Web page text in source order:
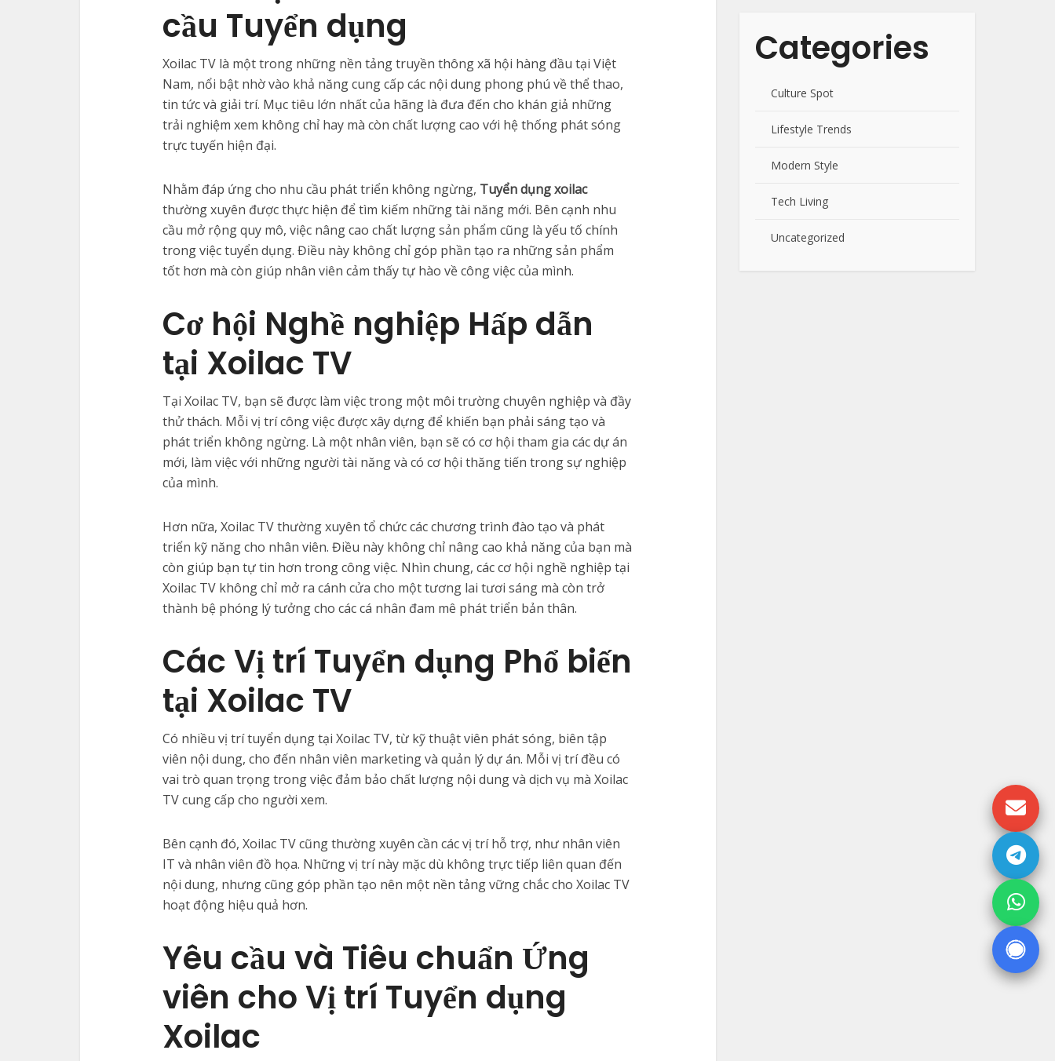
cầu Tuyển dụng
Xoilac TV là một trong những nền tảng truyền thông xã hội hàng đầu tại Việt
Nam, nổi bật nhờ vào khả năng cung cấp các nội dung phong phú về thể thao,
tin tức và giải trí. Mục tiêu lớn nhất của hãng là đưa đến cho khán giả những
trải nghiệm xem không chỉ hay mà còn chất lượng cao với hệ thống phát sóng
trực tuyến hiện đại.
Nhằm đáp ứng cho nhu cầu phát triển không ngừng, Tuyển dụng xoilac
thường xuyên được thực hiện để tìm kiếm những tài năng mới. Bên cạnh nhu
cầu mở rộng quy mô, việc nâng cao chất lượng sản phẩm cũng là yếu tố chính
trong việc tuyển dụng. Điều này không chỉ góp phần tạo ra những sản phẩm
tốt hơn mà còn giúp nhân viên cảm thấy tự hào về công việc của mình.
Cơ hội Nghề nghiệp Hấp dẫn
tại Xoilac TV
Tại Xoilac TV, bạn sẽ được làm việc trong một môi trường chuyên nghiệp và đầy
thử thách. Mỗi vị trí công việc được xây dựng để khiến bạn phải sáng tạo và
phát triển không ngừng. Là một nhân viên, bạn sẽ có cơ hội tham gia các dự án
mới, làm việc với những người tài năng và có cơ hội thăng tiến trong sự nghiệp
của mình.
Hơn nữa, Xoilac TV thường xuyên tổ chức các chương trình đào tạo và phát
triển kỹ năng cho nhân viên. Điều này không chỉ nâng cao khả năng của bạn mà
còn giúp bạn tự tin hơn trong công việc. Nhìn chung, các cơ hội nghề nghiệp tại
Xoilac TV không chỉ mở ra cánh cửa cho một tương lai tươi sáng mà còn trở
thành bệ phóng lý tưởng cho các cá nhân đam mê phát triển bản thân.
Các Vị trí Tuyển dụng Phổ biến
tại Xoilac TV
Có nhiều vị trí tuyển dụng tại Xoilac TV, từ kỹ thuật viên phát sóng, biên tập
viên nội dung, cho đến nhân viên marketing và quản lý dự án. Mỗi vị trí đều có
vai trò quan trọng trong việc đảm bảo chất lượng nội dung và dịch vụ mà Xoilac
TV cung cấp cho người xem.
Bên cạnh đó, Xoilac TV cũng thường xuyên cần các vị trí hỗ trợ, như nhân viên
IT và nhân viên đồ họa. Những vị trí này mặc dù không trực tiếp liên quan đến
nội dung, nhưng cũng góp phần tạo nên một nền tảng vững chắc cho Xoilac TV
hoạt động hiệu quả hơn.
Yêu cầu và Tiêu chuẩn Ứng
viên cho Vị trí Tuyển dụng
Xoilac
Categories
Culture Spot
Lifestyle Trends
Modern Style
Tech Living
Uncategorized